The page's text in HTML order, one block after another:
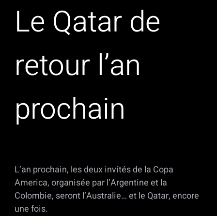
Le Qatar de
retour l’an
prochain
L’an prochain, les deux invités de la Copa
America, organisée par l’Argentine et la
Colombie, seront l’Australie… et le Qatar, encore
une fois.